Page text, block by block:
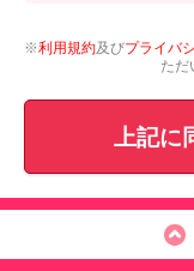
※利用規約及びプライバ
ただ
上記に